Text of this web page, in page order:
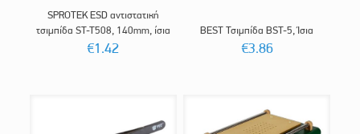
SPROTEK ESD αντιστατική
τσιμπίδα ST-T508, 140mm, ίσια
€1.42
BEST Τσιμπίδα BST-5, Ίσια
€3.86